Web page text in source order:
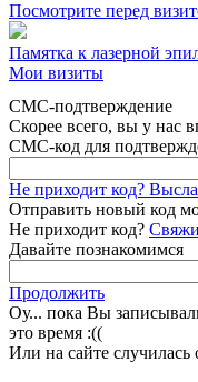
Посмотрите перед
Памятка к лазерной
Мои визиты
СМС-подтверждение
Скорее всего, вы у нас
СМС-код для
Не приходит код?
Отправить новый код
Не приходит код?
Давайте познакомимся
Продолжить
Оу... пока Вы
это время :((
Или на сайте случилась